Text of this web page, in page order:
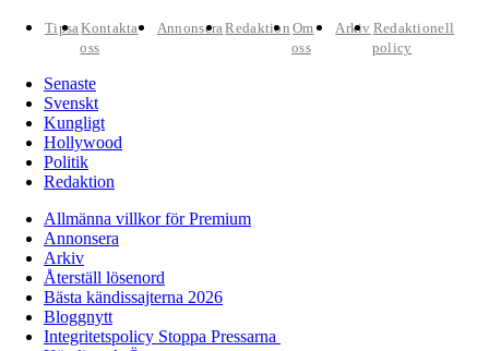
TipsaKontakta
oss
AnnonseraRedaktion Om
oss
Arkiv Redaktionell
policy
Senaste
Svenskt
Kungligt
Hollywood
Politik
Redaktion
Allmänna villkor för Premium
Annonsera
Arkiv
Återställ lösenord
Bästa kändissajterna 2026
Bloggnytt
Integritetspolicy Stoppa Pressarna